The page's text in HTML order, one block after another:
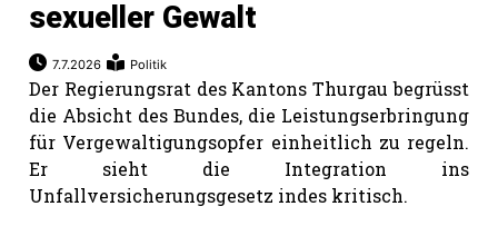
sexueller Gewalt
7.7.2026 Politik
Der Regierungsrat des Kantons Thurgau begrüsst
die Absicht des Bundes, die Leistungserbringung
für Vergewaltigungsopfer einheitlich zu regeln.
Er sieht die Integration ins
Unfallversicherungsgesetz indes kritisch.